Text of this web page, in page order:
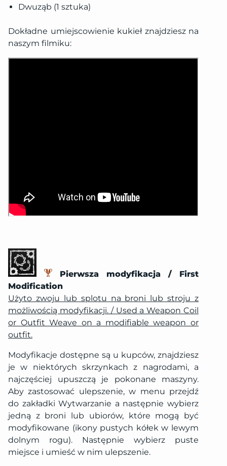
Dwuząb (1 sztuka)
Dokładne umiejscowienie kukieł znajdziesz na
naszym filmiku:
Pierwsza modyfikacja / First
Modification
Użyto zwoju lub splotu na broni lub stroju z
możliwością modyfikacji. / Used a Weapon Coil
or Outfit Weave on a modifiable weapon or
outfit.
Modyfikacje dostępne są u kupców, znajdziesz
je w niektórych skrzynkach z nagrodami, a
najczęściej upuszczą je pokonane maszyny.
Aby zastosować ulepszenie, w menu przejdź
do zakładki Wytwarzanie a następnie wybierz
jedną z broni lub ubiorów, które mogą być
modyfikowane (ikony pustych kółek w lewym
dolnym rogu). Następnie wybierz puste
miejsce i umieść w nim ulepszenie.